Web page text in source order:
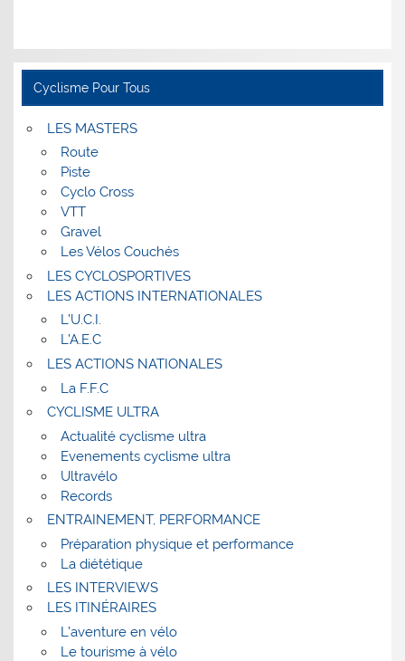
Cyclisme Pour Tous
LES MASTERS
Route
Piste
Cyclo Cross
VTT
Gravel
Les Vélos Couchés
LES CYCLOSPORTIVES
LES ACTIONS INTERNATIONALES
L’U.C.I.
L’A.E.C
LES ACTIONS NATIONALES
La F.F.C
CYCLISME ULTRA
Actualité cyclisme ultra
Evenements cyclisme ultra
Ultravélo
Records
ENTRAINEMENT, PERFORMANCE
Préparation physique et performance
La diététique
LES INTERVIEWS
LES ITINÉRAIRES
L’aventure en vélo
Le tourisme à vélo